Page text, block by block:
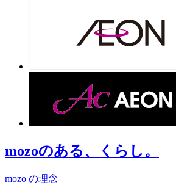
mozoのある、くらし。
mozo の理念